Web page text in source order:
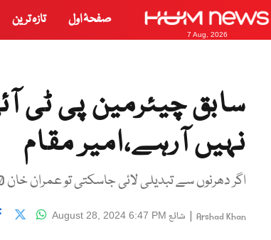
7 Aug, 2026
صفحۂ اول تازہ ترین
سابق چیئرمین پی ٹی
نہیں آرہے،امیر مقام
اگر دھرنوں سے تبدیلی لائی جاسکتی تو عمران خان 120دن کے دھرنے سے لا چکے ہوتے، وزیر سیفران
Arshad Khan
| شائع August 28, 2024 6:47 PM